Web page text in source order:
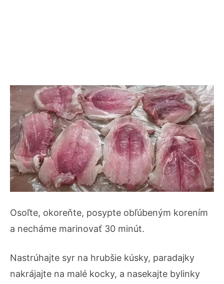
Osoľte, okoreňte, posypte obľúbeným korením
a necháme marinovať 30 minút.
Nastrúhajte syr na hrubšie kúsky, paradajky
nakrájajte na malé kocky, a nasekajte bylinky